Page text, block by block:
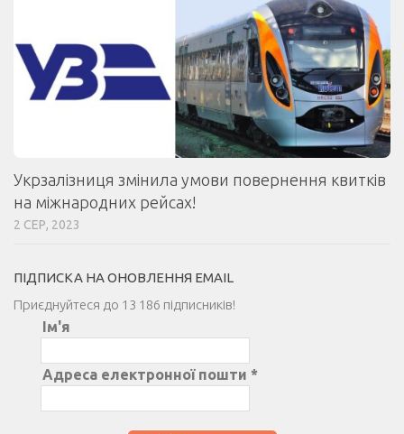
Укрзалізниця змінила умови повернення квитків
на міжнародних рейсах!
2 СЕР, 2023
ПІДПИСКА НА ОНОВЛЕННЯ EMAIL
Приєднуйтеся до 13 186 підписників!
Ім'я
Адреса електронної пошти *